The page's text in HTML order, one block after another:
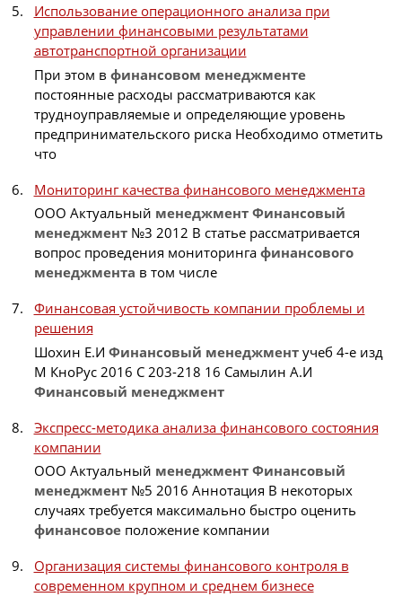
Использование операционного анализа при
управлении финансовыми результатами
автотранспортной организации
При этом в финансовом менеджменте
постоянные расходы рассматриваются как
трудноуправляемые и определяющие уровень
предпринимательского риска Необходимо отметить
что
Мониторинг качества финансового менеджмента
ООО Актуальный менеджмент Финансовый
менеджмент№3 2012 В статье рассматривается
вопрос проведения мониторинга финансового
менеджмента в том числе
Финансовая устойчивость компании проблемы и
решения
Шохин Е.И Финансовый менеджментучеб 4-е изд
М КноРус 2016 С 203-218 16 Самылин А.И
Финансовый менеджмент
Экспресс-методика анализа финансового состояния
компании
ООО Актуальный менеджмент Финансовый
менеджмент№5 2016 Аннотация В некоторых
случаях требуется максимально быстро оценить
финансовоеположение компании
Организация системы финансового контроля в
современном крупном и среднем бизнесе